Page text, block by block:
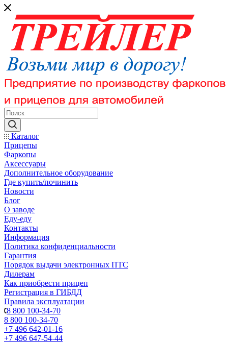
Каталог
Прицепы
Фаркопы
Аксессуары
Дополнительное оборудование
Где купить/починить
Новости
Блог
О заводе
Еду-еду
Контакты
Информация
Политика конфиденциальности
Гарантия
Порядок выдачи электронных ПТС
Дилерам
Как приобрести прицеп
Регистрация в ГИБДД
Правила эксплуатации
8 800 100-34-70
8 800 100-34-70
+7 496 642-01-16
+7 496 647-54-44